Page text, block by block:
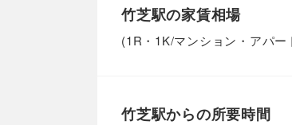
竹芝駅の家賃相場
(1R・1K/マンション・アパー
竹芝駅からの所要時間